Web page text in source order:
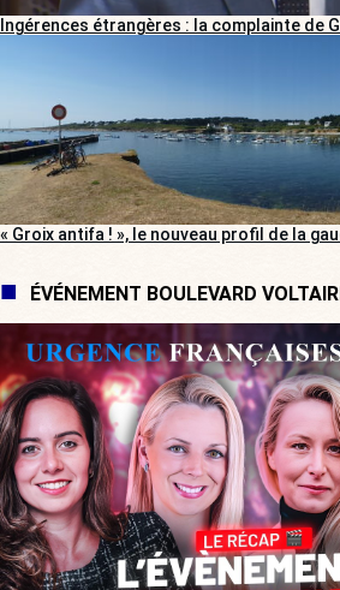
Ingérences étrangères : la complainte de
« Groix antifa ! », le nouveau profil de la
ÉVÉNEMENT BOULEVARD